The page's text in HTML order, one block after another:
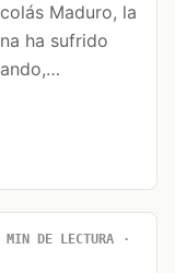
Maduro, la
ha sufrido
MIN DE LECTURA